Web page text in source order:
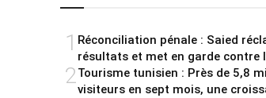
1 Réconciliation pénale : Saied
résultats et met en garde contre
2Tourisme tunisien : Près de 5,8
visiteurs en sept mois, une